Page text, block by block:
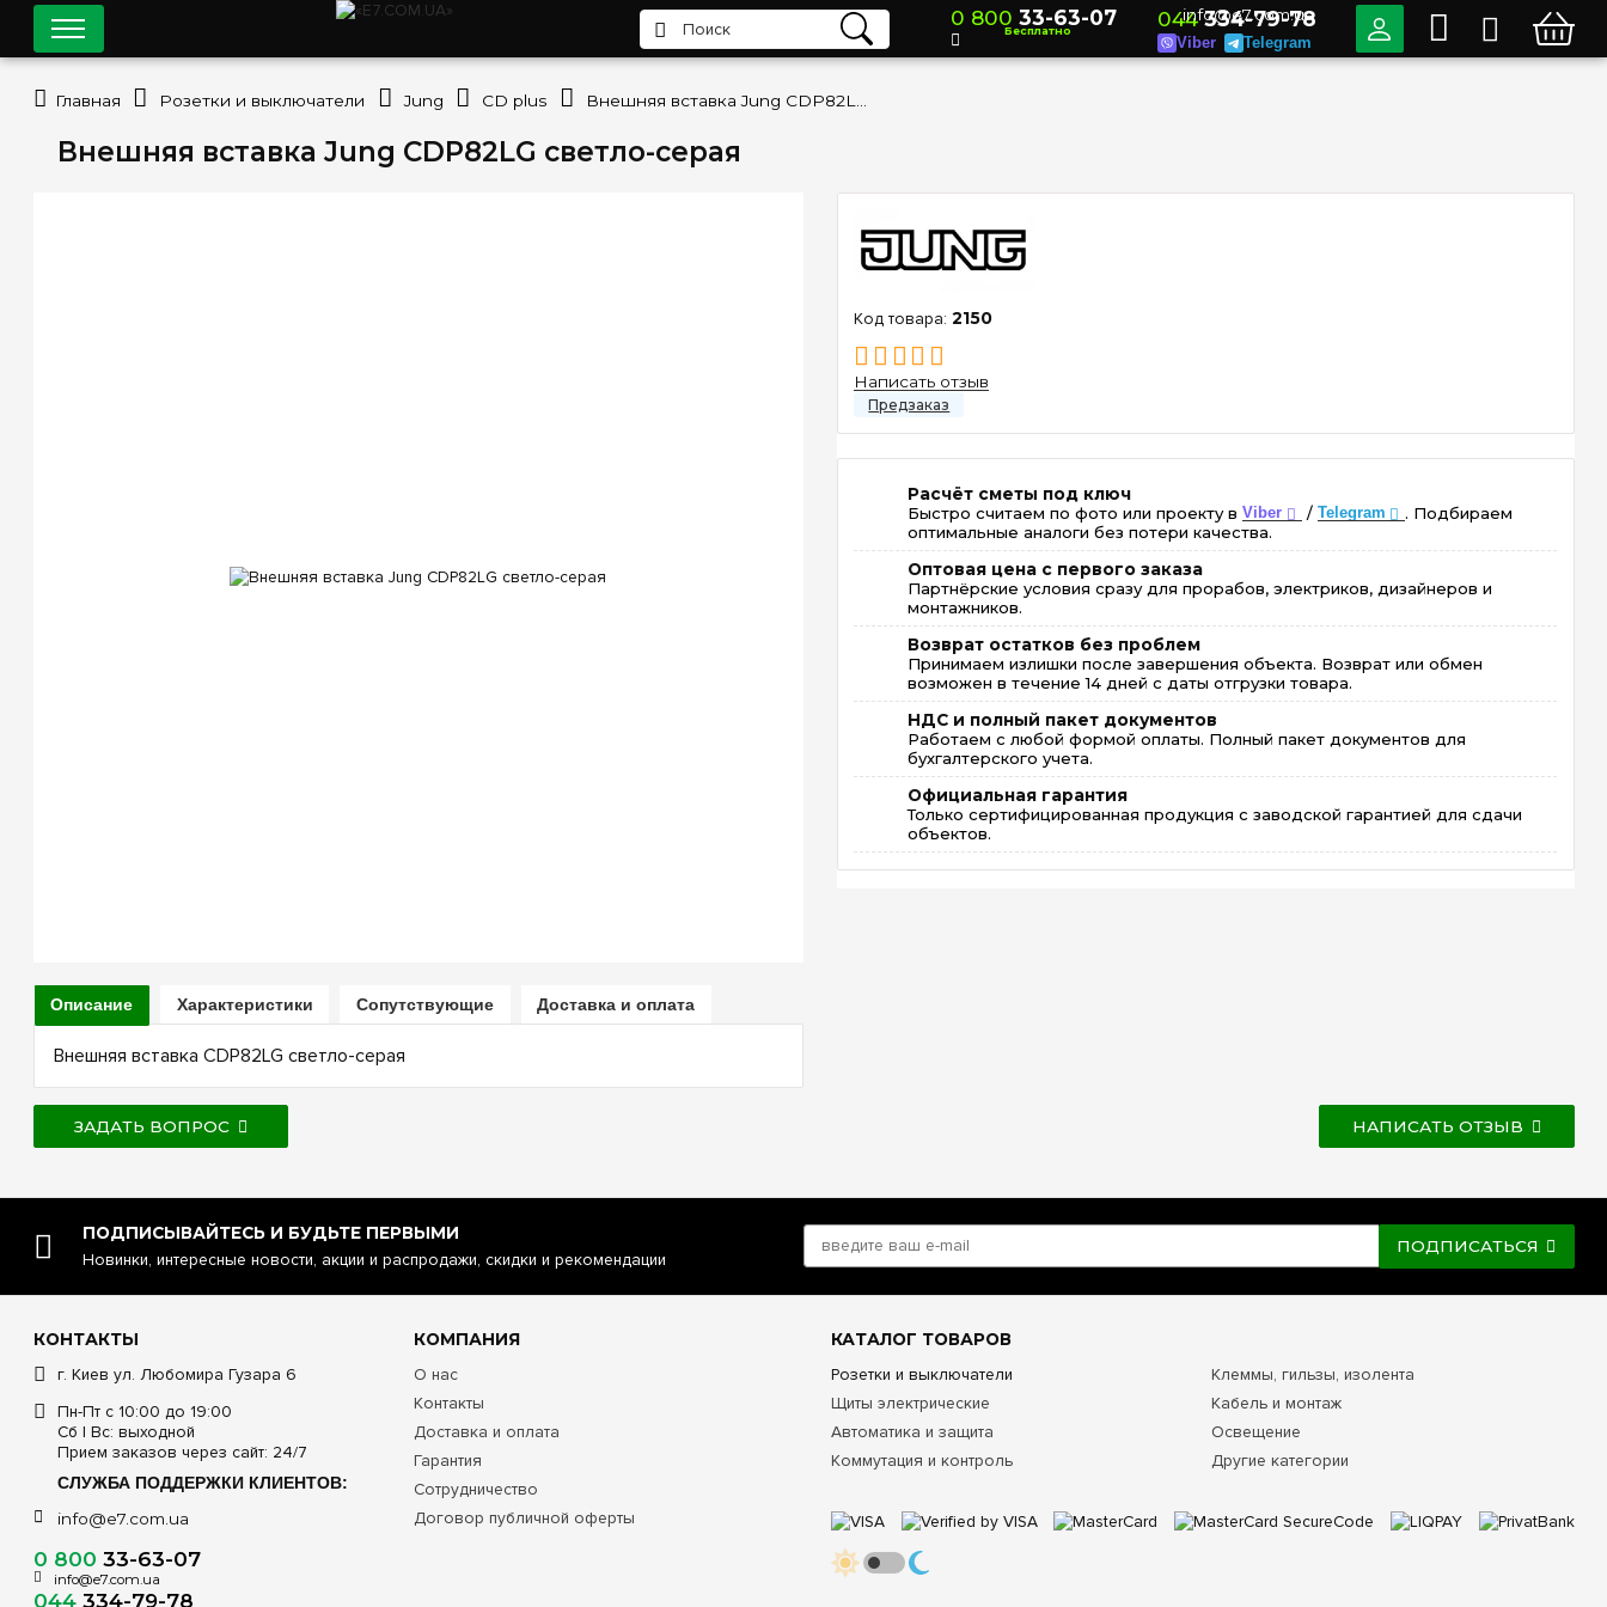
Внешняя вставка Jung CDP82LG светло-серая
2150
Написать отзыв
Расчёт сметы под ключ
Быстро считаем по фото или проекту вViber / Telegram
. Подбираем
оптимальные аналоги без потери качества.
Оптовая цена с первого заказа
Партнёрские условия сразу для прорабов, электриков, дизайнеров и
монтажников.
Возврат остатков без проблем
Принимаем излишки после завершения объекта. Возврат или обмен
возможен в течение 14 дней с даты отгрузки товара.
НДС и полный пакет документов
Работаем с любой формой оплаты. Полный пакет документов для
бухгалтерского учета.
Официальная гарантия
Только сертифицированная продукция с заводской гарантией для сдачи
объектов.
Описание Характеристики Сопутствующие Доставка и оплата
Внешняя вставка CDP82LG светло-серая
ЗАДАТЬ ВОПРОС НАПИСАТЬ ОТЗЫВ
0 800 33-63-07
Бесплатно
info@e7.com.ua
044334-79-78
Viber Telegram
Главная Розетки и выключатели Jung CD plus
ПОДПИСЫВАЙТЕСЬ И БУДЬТЕ ПЕРВЫМИ
Новинки, интересные новости, акции и распродажи, скидки и рекомендации
ПОДПИСАТЬСЯ
КОНТАКТЫ
г. Киев ул. Любомира Гузара 6
Пн-Пт с 10:00 до 19:00
Сб | Вс: выходной
Прием заказов через сайт: 24/7
СЛУЖБА ПОДДЕРЖКИ КЛИЕНТОВ:
info@e7.com.ua
0 800 33-63-07
info@e7.com.ua
044334-79-78
КОМПАНИЯ
О нас
Контакты
Доставка и оплата
Гарантия
Сотрудничество
Договор публичной оферты
КАТАЛОГ ТОВАРОВ
Розетки и выключатели
Щиты электрические
Автоматика и защита
Коммутация и контроль
Клеммы, гильзы, изолента
Кабель и монтаж
Освещение
Другие категории